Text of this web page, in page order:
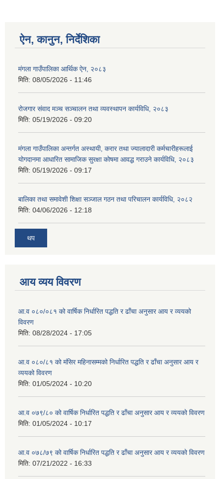
ऐन, कानुन, निर्देशिका
मंगला गाउँपालिका आर्थिक ऐन, २०८३
मिति: 08/05/2026 - 11:46
रोजगार संवाद मञ्च सञ्चालन तथा व्यवस्थापन कार्यविधि, २०८३
मिति: 05/19/2026 - 09:20
मंगला गाउँपालिका अन्तर्गत अस्थायी, करार तथा ज्यालादारी कर्मचारीहरूलाई
योगदानमा आधारित सामाजिक सुरक्षा कोषमा आवद्ध गराउने कार्यविधि, २०८३
मिति: 05/19/2026 - 09:17
बालिका तथा समावेशी शिक्षा सञ्जाल गठन तथा परिचालन कार्यविधि, २०८२
मिति: 04/06/2026 - 12:18
थप
आय व्यय विवरण
आ.व ०८०/०८१ को वार्षिक निर्धारित पद्धति र ढाँचा अनुसार आय र व्ययको
विवरण
मिति: 08/28/2024 - 17:05
आ.व ०८०/८१ को मंसिर महिनासम्मको निर्धारित पद्धति र ढाँचा अनुसार आय र
व्ययको विवरण
मिति: 01/05/2024 - 10:20
आ.व ०७९/८० को वार्षिक निर्धारित पद्धति र ढाँचा अनुसार आय र व्ययको विवरण
मिति: 01/05/2024 - 10:17
आ.व ०७८/७९ को वार्षिक निर्धारित पद्धति र ढाँचा अनुसार आय र व्ययको विवरण
मिति: 07/21/2022 - 16:33